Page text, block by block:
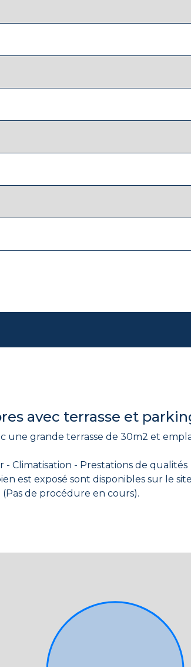
avec terrasse et
une grande terrasse de 30m2 et
Climatisation - Prestations de qualités
est exposé sont disponibles sur le
de procédure en cours).